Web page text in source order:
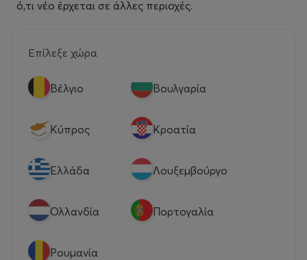
ό,τι νέο έρχεται σε άλλες περιοχές.
Επίλεξε χώρα
Βέλγιο Βουλγαρία
Κύπρος Κροατία
Eλλάδα Λουξεμβούργο
Ολλανδία Πορτογαλία
Ρουμανία